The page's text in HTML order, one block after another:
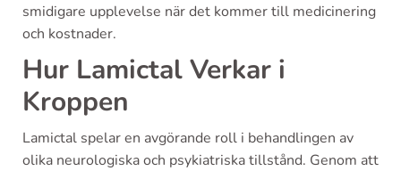
smidigare upplevelse när det kommer till medicinering
och kostnader.
Hur Lamictal Verkar i
Kroppen
Lamictal spelar en avgörande roll i behandlingen av
olika neurologiska och psykiatriska tillstånd. Genom att